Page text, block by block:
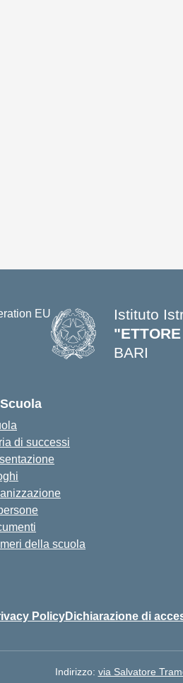
Istituto
BARI
di successi
della scuola
PolicyDichiarazione di
Indirizzo: via Salvatore